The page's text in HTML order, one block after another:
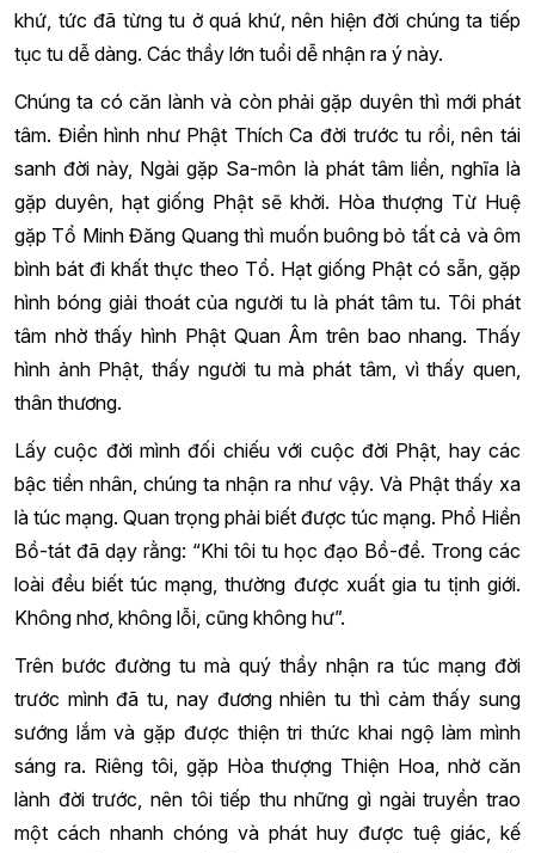
khứ, tức đã từng tu ở quá khứ, nên hiện đời chúng ta tiếp
tục tu dễ dàng. Các thầy lớn tuổi dễ nhận ra ý này.
Chúng ta có căn lành và còn phải gặp duyên thì mới phát
tâm. Điển hình như Phật Thích Ca đời trước tu rồi, nên tái
sanh đời này, Ngài gặp Sa-môn là phát tâm liền, nghĩa là
gặp duyên, hạt giống Phật sẽ khởi. Hòa thượng Từ Huệ
gặp Tổ Minh Đăng Quang thì muốn buông bỏ tất cả và ôm
bình bát đi khất thực theo Tổ. Hạt giống Phật có sẵn, gặp
hình bóng giải thoát của người tu là phát tâm tu. Tôi phát
tâm nhờ thấy hình Phật Quan Âm trên bao nhang. Thấy
hình ảnh Phật, thấy người tu mà phát tâm, vì thấy quen,
thân thương.
Lấy cuộc đời mình đối chiếu với cuộc đời Phật, hay các
bậc tiền nhân, chúng ta nhận ra như vậy. Và Phật thấy xa
là túc mạng. Quan trọng phải biết được túc mạng. Phổ Hiền
Bồ-tát đã dạy rằng: “Khi tôi tu học đạo Bồ-đề. Trong các
loài đều biết túc mạng, thường được xuất gia tu tịnh giới.
Không nhơ, không lỗi, cũng không hư”.
Trên bước đường tu mà quý thầy nhận ra túc mạng đời
trước mình đã tu, nay đương nhiên tu thì cảm thấy sung
sướng lắm và gặp được thiện tri thức khai ngộ làm mình
sáng ra. Riêng tôi, gặp Hòa thượng Thiện Hoa, nhờ căn
lành đời trước, nên tôi tiếp thu những gì ngài truyền trao
một cách nhanh chóng và phát huy được tuệ giác, kế